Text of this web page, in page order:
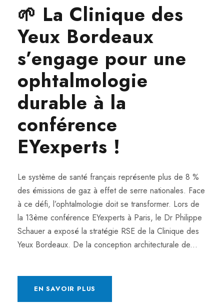
🌱 La Clinique des
Yeux Bordeaux
s’engage pour une
ophtalmologie
durable à la
conférence
EYexperts !
Le système de santé français représente plus de 8 %
des émissions de gaz à effet de serre nationales. Face
à ce défi, l’ophtalmologie doit se transformer. Lors de
la 13ème conférence EYexperts à Paris, le Dr Philippe
Schauer a exposé la stratégie RSE de la Clinique des
Yeux Bordeaux. De la conception architecturale de...
EN SAVOIR PLUS